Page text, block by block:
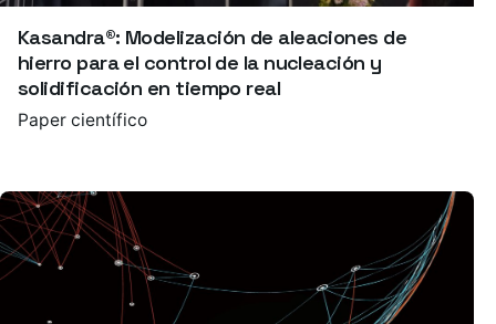
Kasandra®: Modelización de aleaciones de
hierro para el control de la nucleación y
solidificación en tiempo real
Paper científico